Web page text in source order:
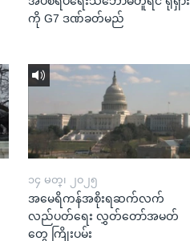
ကို G7 ဒဏ်ခတ်မည်
၁၄ မတ္၊ ၂၀၂၅
အမေရိကန်အစိုးရဆက်လက်
လည်ပတ်ရေး လွှတ်တော်အမတ်
တွေ ကြိုးပမ်း